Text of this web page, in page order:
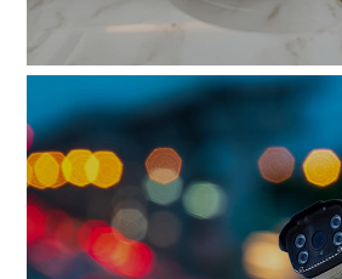
了解更多